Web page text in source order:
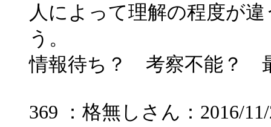
人によって理解の程度が
う。
情報待ち？ 考察不能？
369 ：格無しさん：2016/